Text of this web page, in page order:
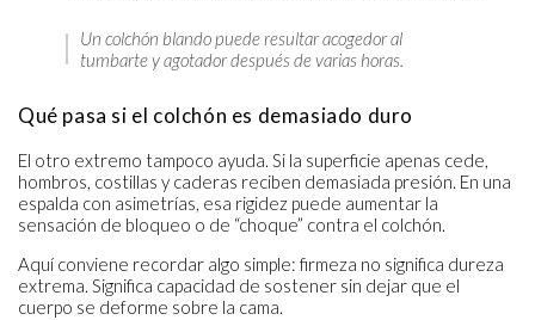
Un colchón blando puede resultar acogedor al
tumbarte y agotador después de varias horas.
Qué pasa si el colchón es demasiado duro
El otro extremo tampoco ayuda. Si la superficie apenas cede,
hombros, costillas y caderas reciben demasiada presión. En una
espalda con asimetrías, esa rigidez puede aumentar la
sensación de bloqueo o de “choque” contra el colchón.
Aquí conviene recordar algo simple: firmeza no significa dureza
extrema. Significa capacidad de sostener sin dejar que el
cuerpo se deforme sobre la cama.